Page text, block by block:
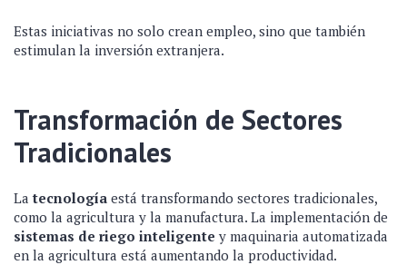
Estas iniciativas no solo crean empleo, sino que también
estimulan la inversión extranjera.
Transformación de Sectores
Tradicionales
Latecnología está transformando sectores tradicionales,
como la agricultura y la manufactura. La implementación de
sistemas de riego inteligente y maquinaria automatizada
en la agricultura está aumentando la productividad.